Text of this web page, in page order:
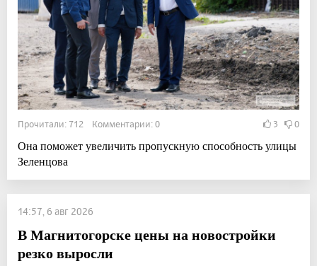
Прочитали: 712 Комментарии: 0 3 0
Она поможет увеличить пропускную способность улицы
Зеленцова
14:57, 6 авг 2026
В Магнитогорске цены на новостройки
резко выросли